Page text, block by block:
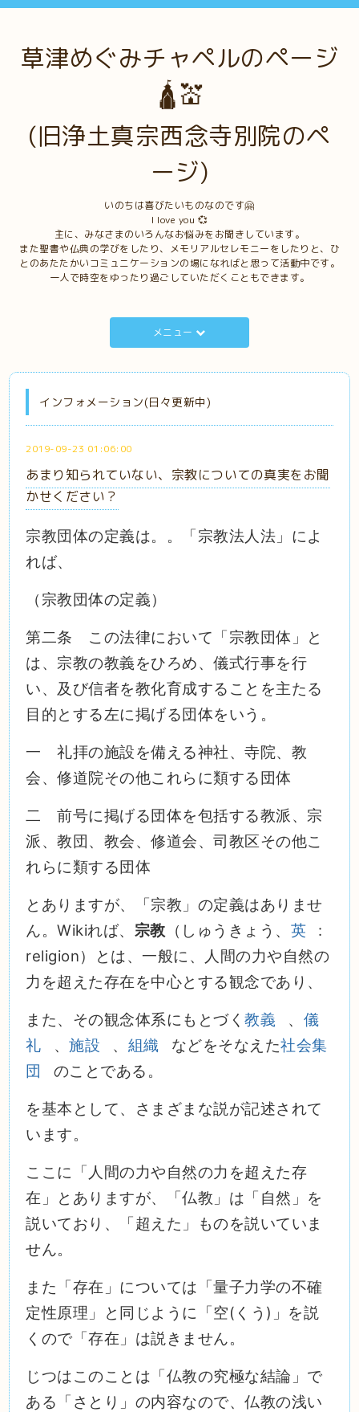
草津めぐみチャペルのページ
🛕💒
(旧浄土真宗西念寺別院のペ
ージ)
いのちは喜びたいものなのです🤗
I love you 💞
主に、みなさまのいろんなお悩みをお聞きしています。
また聖書や仏典の学びをしたり、メモリアルセレモニーをしたりと、ひ
とのあたたかいコミュニケーションの場になればと思って活動中です。
一人で時空をゆったり過ごしていただくこともできます。
メニュー
インフォメーション(日々更新中)
2019-09-23 01:06:00
あまり知られていない、宗教についての真実をお聞
かせください？
宗教団体の定義は。。「宗教法人法」によ
れば、
（宗教団体の定義）
第二条 この法律において「宗教団体」と
は、宗教の教義をひろめ、儀式行事を行
い、及び信者を教化育成することを主たる
目的とする左に掲げる団体をいう。
一 礼拝の施設を備える神社、寺院、教
会、修道院その他これらに類する団体
二 前号に掲げる団体を包括する教派、宗
派、教団、教会、修道会、司教区その他こ
れらに類する団体
とありますが、「宗教」の定義はありませ
ん。Wikiれば、 宗教 （しゅうきょう、 英
:
religion）とは、一般に、人間の力や自然の
力を超えた存在を中心とする観念であり、
また、その観念体系にもとづく教義 、 儀
礼
、施設 、 組織 などをそなえた社会集
団
のことである。
を基本として、さまざまな説が記述されて
います。
ここに「人間の力や自然の力を超えた存
在」とありますが、「仏教」は「自然」を
説いており、「超えた」ものを説いていま
せん。
また「存在」については「量子力学の不確
定性原理」と同じように「空(くう)」を説
くので「存在」は説きません。
じつはこのことは「仏教の究極な結論」で
ある「さとり」の内容なので、仏教の浅い